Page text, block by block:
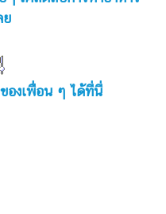
ย
องเพื่อน ๆ ได้ที่นี่